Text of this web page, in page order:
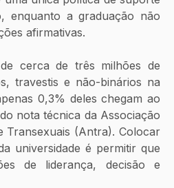
enquanto a graduação não
afirmativas.
cerca de três milhões de
travestis e não-binários na
0,3% deles chegam ao
nota técnica da Associação
Transexuais (Antra). Colocar
universidade é permitir que
de liderança, decisão e